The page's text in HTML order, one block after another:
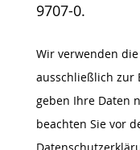
9707-0.
Wir verwenden
ausschließlich zur
geben Ihre Daten
beachten Sie vor